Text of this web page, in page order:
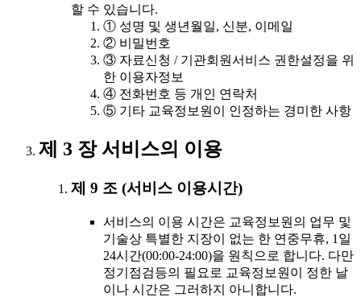
할 수 있습니다.
① 성명 및 생년월일, 신분, 이메일
② 비밀번호
③ 자료신청 / 기관회원서비스 권한설정을 위
한 이용자정보
④ 전화번호 등 개인 연락처
⑤ 기타 교육정보원이 인정하는 경미한 사항
제 3 장 서비스의 이용
제 9 조 (서비스 이용시간)
서비스의 이용 시간은 교육정보원의 업무 및
기술상 특별한 지장이 없는 한 연중무휴, 1일
24시간(00:00-24:00)을 원칙으로 합니다. 다만
정기점검등의 필요로 교육정보원이 정한 날
이나 시간은 그러하지 아니합니다.